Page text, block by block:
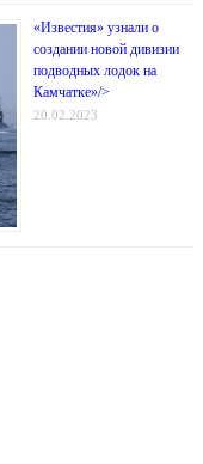
«Известия» узнали о
создании новой дивизии
подводных лодок на
Камчатке»/>
20.02.2023